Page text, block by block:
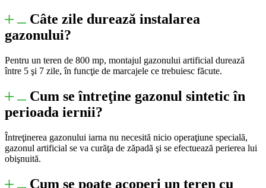
Câte zile durează instalarea
gazonului?
Pentru un teren de 800 mp, montajul gazonului artificial durează
între 5 şi 7 zile, în funcţie de marcajele ce trebuiesc făcute.
Cum se întreţine gazonul sintetic în
perioada iernii?
Întreţinerea gazonului iarna nu necesită nicio operaţiune specială,
gazonul artificial se va curăţa de zăpadă şi se efectuează perierea lui
obişnuită.
Cum se poate acoperi un teren cu